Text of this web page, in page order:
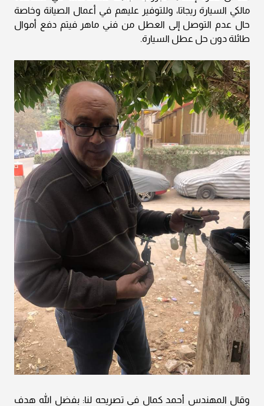
مالكي السيارة ريجاتا، وللتوفير عليهم في أعمال الصيانة وخاصة
حال عدم التوصل إلى العطل من فني ماهر فيتم دفع أموال
طائلة دون حل عطل السيارة.
وقال المهندس أحمد كمال في تصريحه لنا: بفضل الله هدف